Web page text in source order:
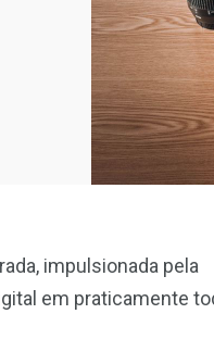
impulsionada pela
em praticamente